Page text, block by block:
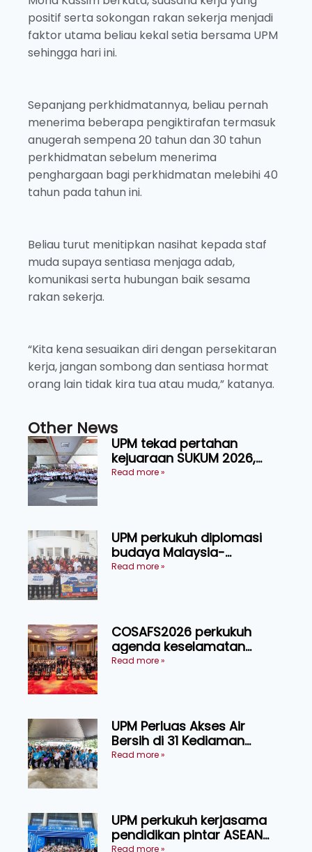
positif serta sokongan rakan sekerja menjadi
faktor utama beliau kekal setia bersama UPM
sehingga hari ini.
Sepanjang perkhidmatannya, beliau pernah
menerima beberapa pengiktirafan termasuk
anugerah sempena 20 tahun dan 30 tahun
perkhidmatan sebelum menerima
penghargaan bagi perkhidmatan melebihi 40
tahun pada tahun ini.
Beliau turut menitipkan nasihat kepada staf
muda supaya sentiasa menjaga adab,
komunikasi serta hubungan baik sesama
rakan sekerja.
“Kita kena sesuaikan diri dengan persekitaran
kerja, jangan sombong dan sentiasa hormat
orang lain tidak kira tua atau muda,” katanya.
Other News
UPM tekad pertahan
kejuaraan SUKUM 2026,
sasar 16 pingat emas
Read more »
UPM perkukuh diplomasi
budaya Malaysia-
Indonesia melalui Narasi
Read more »
COSAFS2026 perkukuh
agenda keselamatan
makanan, AgriHub pacu
Read more »
UPM Perluas Akses Air
Bersih di 31 Kediaman
Orang Asli Tasik Chini
Read more »
UPM perkukuh kerjasama
pendidikan pintar ASEAN
Read more »